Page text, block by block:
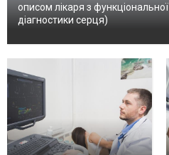
описом лікаря з функціональної
діагностики серця)